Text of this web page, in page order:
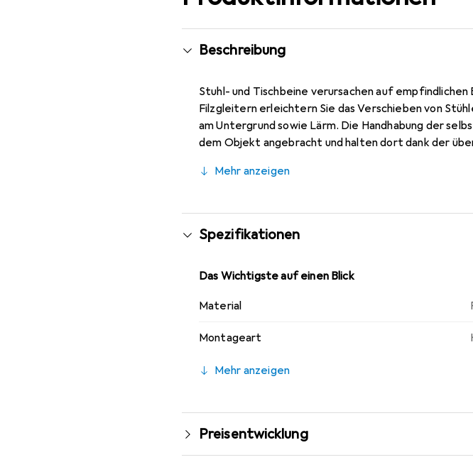
Beschreibung
Stuhl- und Tischbeine verursachen auf
Filzgleitern erleichtern Sie das Verschieben von
am Untergrund sowie Lärm. Die Handhabung der
dem Objekt angebracht und halten dort dank der
Mehr anzeigen
Spezifikationen
Das Wichtigste auf einen Blick
Material
Montageart
Mehr anzeigen
Preisentwicklung